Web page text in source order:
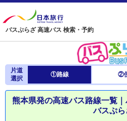
バスぷらざ 高速バス 検索・予約
片道
選択
①路線 ②
熊本県発の高速バス路線一覧
バスぷら